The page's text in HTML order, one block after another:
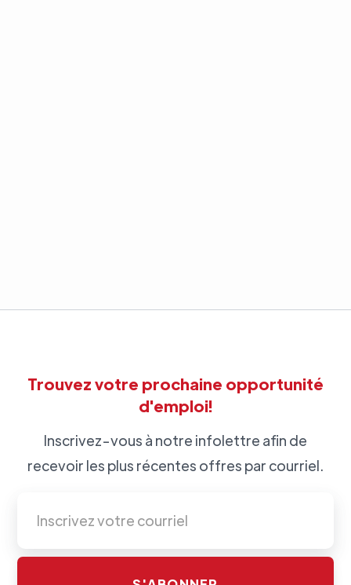
Trouvez votre prochaine opportunité
d'emploi!
Inscrivez-vous à notre infolettre afin de
recevoir les plus récentes offres par courriel.